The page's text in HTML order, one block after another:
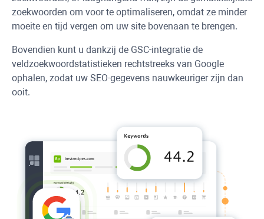
zoekwoorden om voor te optimaliseren, omdat ze minder
moeite en tijd vergen om uw site bovenaan te brengen.
Bovendien kunt u dankzij de GSC-integratie de
veldzoekwoordstatistieken rechtstreeks van Google
ophalen, zodat uw SEO-gegevens nauwkeuriger zijn dan
ooit.